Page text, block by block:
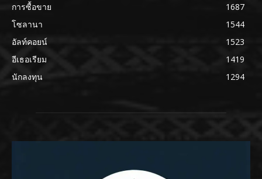
การซื้อขาย
1687
โซลานา
1544
อัลท์คอยน์
1523
อีเธอเรียม
1419
นักลงทุน
1294